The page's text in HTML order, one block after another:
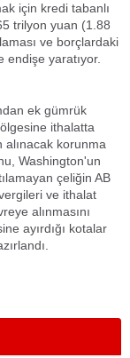
için kredi tabanlı
trilyon yuan (1.88
ve borçlardaki
endişe yaratıyor.
ek gümrük
ithalatta
alınacak korunma
Washington'un
çeliğin AB
ve ithalat
alınmasını
ayırdığı kotalar